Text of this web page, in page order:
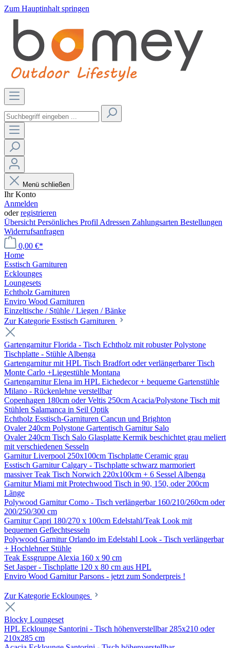
Zum Hauptinhalt springen
Menü schließen
Ihr Konto
Anmelden
oderregistrieren
Übersicht Persönliches Profil Adressen Zahlungsarten Bestellungen
Widerrufsanfragen
0,00 €*
Home
Esstisch Garnituren
Ecklounges
Loungesets
Echtholz Garnituren
Enviro Wood Garnituren
Einzeltische / Stühle / Liegen / Bänke
Zur Kategorie Esstisch Garnituren
Gartengarnitur Florida - Tisch Echtholz mit robuster Polystone
Tischplatte - Stühle Albenga
Gartengarnitur mit HPL Tisch Bradfort oder verlängerbarer Tisch
Monte Carlo +Liegestühle Montana
Gartengarnitur Elena im HPL Eichedecor + bequeme Gartenstühle
Milano - Rückenlehne verstellbar
Copenhagen 180cm oder Veltis 250cm Acacia/Polystone Tisch mit
Stühlen Salamanca in Seil Optik
Echtholz Esstisch-Garnituren Cancun und Brighton
Ovaler 240cm Polystone Gartentisch Garnitur Salo
Ovaler 240cm Tisch Salo Glasplatte Kermik beschichtet grau meliert
mit verschiedenen Sesseln
Garnitur Liverpool 250x100cm Tischplatte Ceramic grau
Esstisch Garnitur Calgary - Tischplatte schwarz marmoriert
massiver Teak Tisch Norwich 220x100cm + 6 Sessel Albenga
Garnitur Miami mit Protechwood Tisch in 90, 150, oder 200cm
Länge
Polywood Garnitur Como - Tisch verlängerbar 160/210/260cm oder
200/250/300 cm
Garnitur Capri 180/270 x 100cm Edelstahl/Teak Look mit
bequemen Geflechtsesseln
Polywood Garnitur Orlando im Edelstahl Look - Tisch verlängerbar
+ Hochlehner Stühle
Teak Essgruppe Alexia 160 x 90 cm
Set Jasper - Tischplatte 120 x 80 cm aus HPL
Enviro Wood Garnitur Parsons - jetzt zum Sonderpreis !
Zur Kategorie Ecklounges
Blocky Loungeset
HPL Ecklounge Santorini - Tisch höhenverstellbar 285x210 oder
210x285 cm